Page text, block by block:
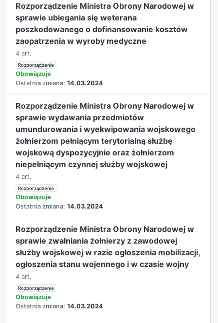
Rozporządzenie Ministra Obrony Narodowej w
sprawie ubiegania się weterana
poszkodowanego o dofinansowanie kosztów
zaopatrzenia w wyroby medyczne
4 art.
Rozporządzenie
Obowiązuje
Ostatnia zmiana: 14.03.2024
Rozporządzenie Ministra Obrony Narodowej w
sprawie wydawania przedmiotów
umundurowania i wyekwipowania wojskowego
żołnierzom pełniącym terytorialną służbę
wojskową dyspozycyjnie oraz żołnierzom
niepełniącym czynnej służby wojskowej
4 art.
Rozporządzenie
Obowiązuje
Ostatnia zmiana: 14.03.2024
Rozporządzenie Ministra Obrony Narodowej w
sprawie zwalniania żołnierzy z zawodowej
służby wojskowej w razie ogłoszenia mobilizacji,
ogłoszenia stanu wojennego i w czasie wojny
4 art.
Rozporządzenie
Obowiązuje
Ostatnia zmiana: 14.03.2024